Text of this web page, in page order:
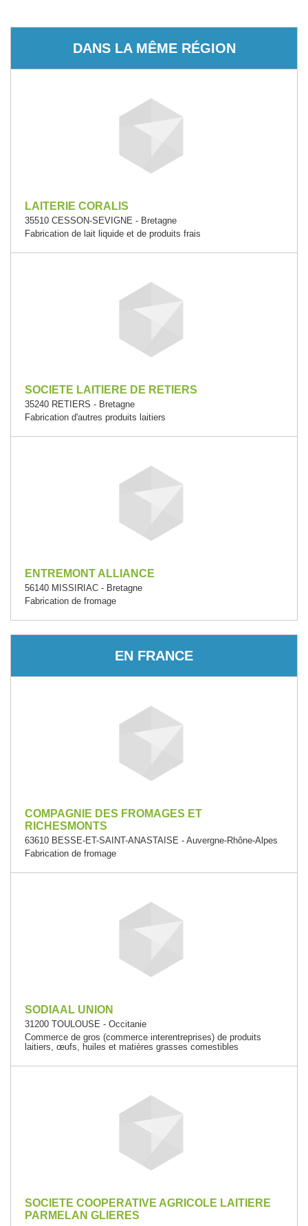
DANS LA MÊME RÉGION
LAITERIE CORALIS
35510 CESSON-SEVIGNE - Bretagne
Fabrication de lait liquide et de produits frais
SOCIETE LAITIERE DE RETIERS
35240 RETIERS - Bretagne
Fabrication d'autres produits laitiers
ENTREMONT ALLIANCE
56140 MISSIRIAC - Bretagne
Fabrication de fromage
EN FRANCE
COMPAGNIE DES FROMAGES ET
RICHESMONTS
63610 BESSE-ET-SAINT-ANASTAISE - Auvergne-Rhône-Alpes
Fabrication de fromage
SODIAAL UNION
31200 TOULOUSE - Occitanie
Commerce de gros (commerce interentreprises) de produits
laitiers, œufs, huiles et matières grasses comestibles
SOCIETE COOPERATIVE AGRICOLE LAITIERE
PARMELAN GLIERES